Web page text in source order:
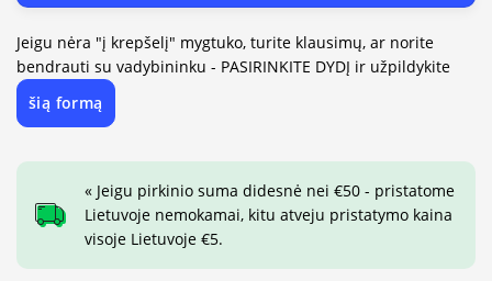
Jeigu nėra "į krepšelį" mygtuko, turite klausimų, ar norite
bendrauti su vadybininku - PASIRINKITE DYDĮ ir užpildykite
šią formą
« Jeigu pirkinio suma didesnė nei €50 - pristatome
Lietuvoje nemokamai, kitu atveju pristatymo kaina
visoje Lietuvoje €5.